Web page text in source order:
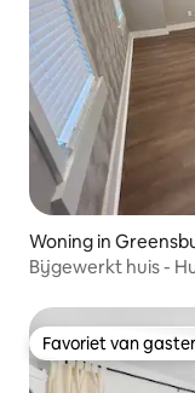
Woning in
Bijgewerkt huis -
Favoriet van
Favoriet van